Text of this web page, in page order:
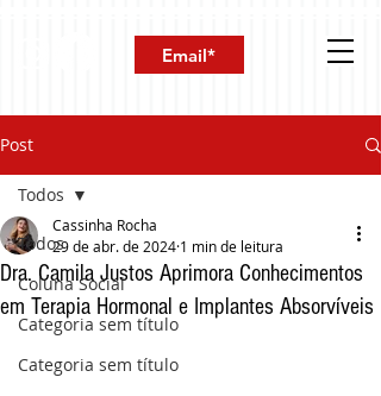
Post
Todos
Coluna Social
Categoria sem título
Categoria sem título
Todos
Dra. Camila Justos Aprimora Conhecimentos
em Terapia Hormonal e Implantes Absorvíveis
Cassinha Rocha
29 de abr. de 2024 1 min de leitura